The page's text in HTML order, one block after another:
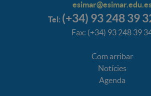
Tel: (+34) 93 248 39
Fax: (+34) 93 248 39
Com arribar
Notícies
Agenda